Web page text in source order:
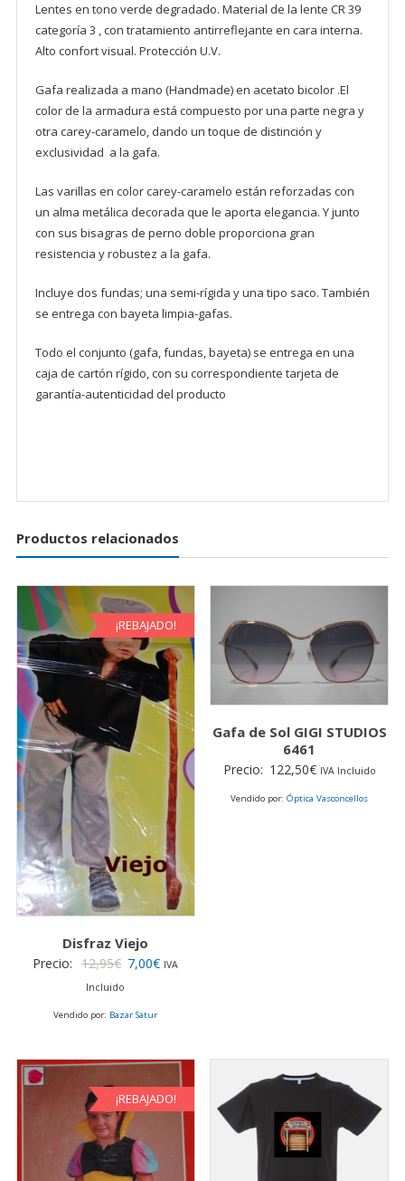
Lentes en tono verde degradado. Material de la lente CR 39
categoría 3 , con tratamiento antirreflejante en cara interna.
Alto confort visual. Protección U.V.
Gafa realizada a mano (Handmade) en acetato bicolor .El
color de la armadura está compuesto por una parte negra y
otra carey-caramelo, dando un toque de distinción y
exclusividad a la gafa.
Las varillas en color carey-caramelo están reforzadas con
un alma metálica decorada que le aporta elegancia. Y junto
con sus bisagras de perno doble proporciona gran
resistencia y robustez a la gafa.
Incluye dos fundas; una semi-rígida y una tipo saco. También
se entrega con bayeta limpia-gafas.
Todo el conjunto (gafa, fundas, bayeta) se entrega en una
caja de cartón rígido, con su correspondiente tarjeta de
garantía-autenticidad del producto
Productos relacionados
¡REBAJADO!
Disfraz Viejo
Precio: 12,95€ El
7,00€ElIVA
Incluido
Vendido por: Bazar Satur
Gafa de Sol GIGI STUDIOS
6461
Precio: 122,50€ IVA Incluido
Vendido por:Óptica Vasconcellos
¡REBAJADO!